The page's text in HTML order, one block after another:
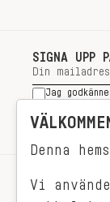
SIGNA UPP
Jag
SIGNA
Denna
Vi